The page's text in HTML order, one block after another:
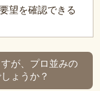
望を確認できる
が、プロ並みの
ょうか？